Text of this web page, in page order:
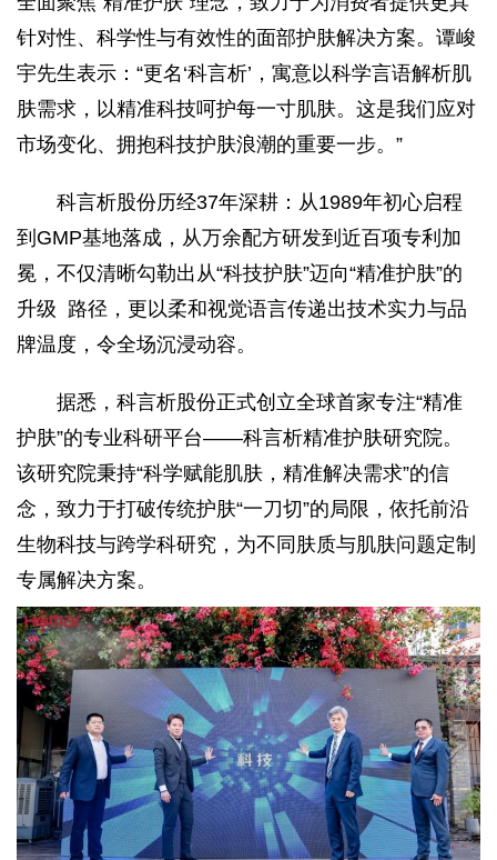
针对性、科学性与有效性的面部护肤解决方案。谭峻
宇先生表示：“更名‘科言析’，寓意以科学言语解析肌
肤需求，以精准科技呵护每一寸肌肤。这是我们应对
市场变化、拥抱科技护肤浪潮的重要一步。”
科言析股份历经37年深耕：从1989年初心启程
到GMP基地落成，从万余配方研发到近百项专利加
冕，不仅清晰勾勒出从“科技护肤”迈向“精准护肤”的
升级 路径，更以柔和视觉语言传递出技术实力与品
牌温度，令全场沉浸动容。
据悉，科言析股份正式创立全球首家专注“精准
护肤”的专业科研平台——科言析精准护肤研究院。
该研究院秉持“科学赋能肌肤，精准解决需求”的信
念，致力于打破传统护肤“一刀切”的局限，依托前沿
生物科技与跨学科研究，为不同肤质与肌肤问题定制
专属解决方案。